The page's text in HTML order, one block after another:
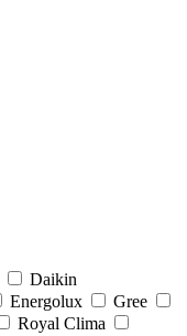
Daikin
Energolux
Gree
Royal Clima